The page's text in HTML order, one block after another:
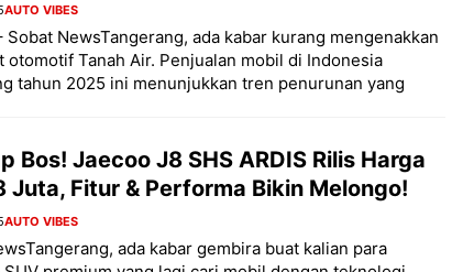
AUTO VIBES
Sobat NewsTangerang, ada kabar kurang mengenakkan
otomotif Tanah Air. Penjualan mobil di Indonesia
tahun 2025 ini menunjukkan tren penurunan yang
Bos! Jaecoo J8 SHS ARDIS Rilis Harga
Juta, Fitur & Performa Bikin Melongo!
AUTO VIBES
ada kabar gembira buat kalian para